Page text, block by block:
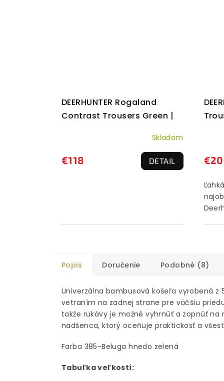
DEERHUNTER Rogaland
Contrast Trousers Green |
Skladom
€118 DETAIL
Popis Doručenie Podobné (8)
Univerzálna bambusová košeľa vyrobená z
vetraním na zadnej strane pre väčšiu
takže rukávy je možné vyhrnúť a zopnúť
nadšenca, ktorý oceňuje praktickosť a
Farba 385-Beluga hnedo zelená
Tabuľka veľkostí: